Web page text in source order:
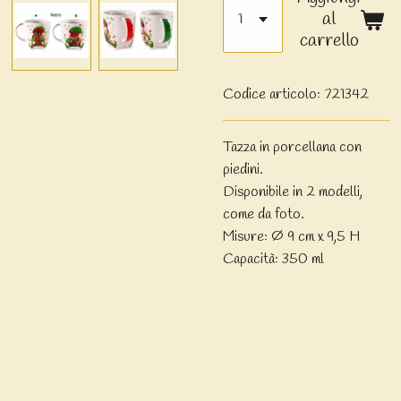
al
carrello
Codice articolo: 721342
Tazza in porcellana con
piedini.
Disponibile in 2 modelli,
come da foto.
Misure: Ø 9 cm x 9,5 H
Capacità: 350 ml